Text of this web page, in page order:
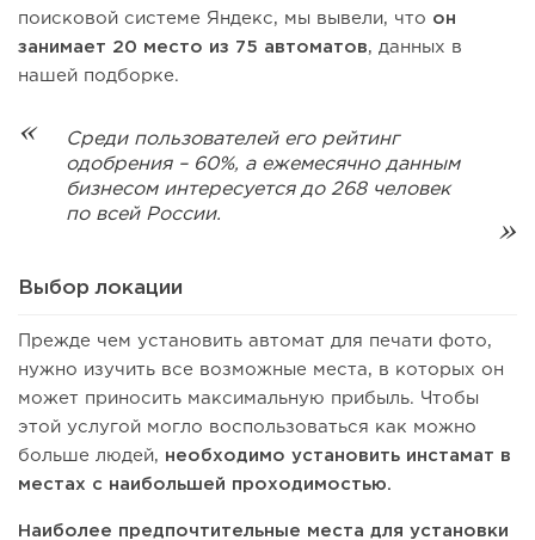
поисковой системе Яндекс, мы вывели, что он
занимает 20 место из 75 автоматов, данных в
нашей подборке.
Среди пользователей его рейтинг
одобрения – 60%, а ежемесячно данным
бизнесом интересуется до 268 человек
по всей России.
Выбор локации
Прежде чем установить автомат для печати фото,
нужно изучить все возможные места, в которых он
может приносить максимальную прибыль. Чтобы
этой услугой могло воспользоваться как можно
больше людей, необходимо установить инстамат в
местах с наибольшей проходимостью.
Наиболее предпочтительные места для установки